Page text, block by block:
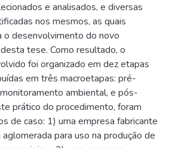
e analisados, e diversas
nos mesmos, as quais
o desenvolvimento do novo
tese. Como resultado, o
foi organizado em dez etapas
em três macroetapas: pré-
ambiental, e pós-
prático do procedimento, foram
de caso: 1) uma empresa fabricante
para uso na produção de